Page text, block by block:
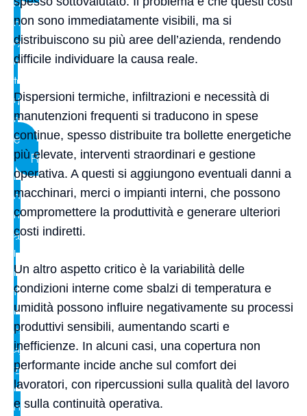
o
p
e
r
t
u
r
e
R
i
q
u
a
l
i
f
i
c
a
z
i
o
non sono immediatamente visibili, ma si
distribuiscono su più aree dell’azienda, rendendo
difficile individuare la causa reale.
Dispersioni termiche, infiltrazioni e necessità di
manutenzioni frequenti si traducono in spese
continue, spesso distribuite tra bollette energetiche
più elevate, interventi straordinari e gestione
operativa. A questi si aggiungono eventuali danni a
macchinari, merci o impianti interni, che possono
compromettere la produttività e generare ulteriori
costi indiretti.
Un altro aspetto critico è la variabilità delle
condizioni interne come sbalzi di temperatura e
umidità possono influire negativamente su processi
produttivi sensibili, aumentando scarti e
inefficienze. In alcuni casi, una copertura non
performante incide anche sul comfort dei
lavoratori, con ripercussioni sulla qualità del lavoro
e sulla continuità operativa.